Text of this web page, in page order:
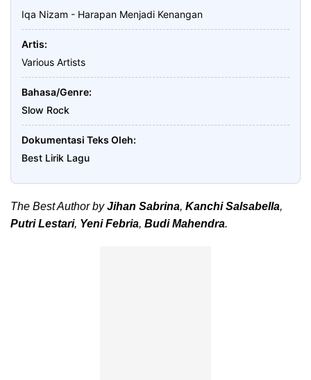
Iqa Nizam - Harapan Menjadi Kenangan
Artis
Various Artists
Bahasa/Genre
Slow Rock
Dokumentasi Teks Oleh
Best Lirik Lagu
The Best Author byJihan Sabrina, Kanchi Salsabella,
Putri Lestari, Yeni Febria, Budi Mahendra.